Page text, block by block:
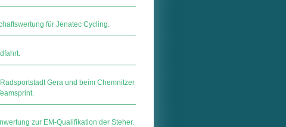
für Jenatec Cycling.
Gera und beim Chemnitzer
zur EM-Qualifikation der Steher.